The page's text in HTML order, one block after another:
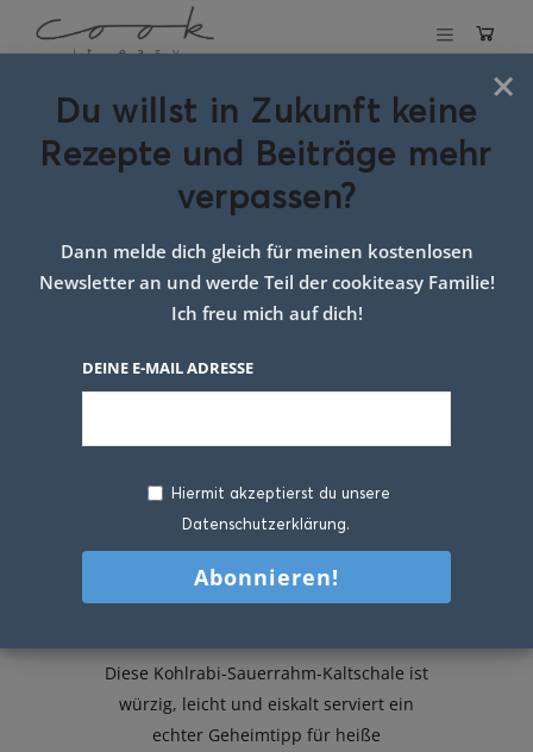
Schlagwort:
gesundes Essen
für Kinder
Diese Kohlrabi-Sauerrahm-Kaltschale ist
würzig, leicht und eiskalt serviert ein
echter Geheimtipp für heiße
×
Du willst in Zukunft keine
Rezepte und Beiträge mehr
verpassen?
Dann melde dich gleich für meinen kostenlosen
Newsletter an und werde Teil der cookiteasy Familie!
Ich freu mich auf dich!
DEINE E-MAIL ADRESSE
Hiermit akzeptierst du unsere
Datenschutzerklärung.